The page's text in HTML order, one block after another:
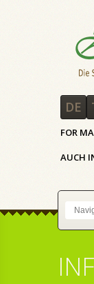
DE
FOR
AUCH